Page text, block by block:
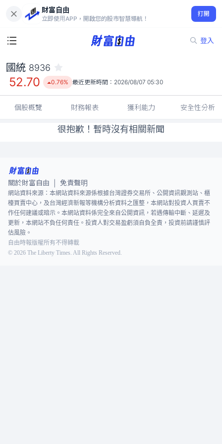
財富自由
立即使用APP，開啟您的股市智慧導航！
打開
登入
52.70
0.76%
國統 8936
52.70 0.76% 最近更新時間： 2026/08/07 05:30
個股概覽 財務報表 獲利能力 安全性分析
很抱歉！暫時沒有相關新聞
關於財富自由 免責聲明
網站資料來源：本網站資料來源係根據台灣證券交易所、公開資訊觀測站、櫃
檯買賣中心，及台灣經濟新報等機構分析資料之匯整，本網站對投資人買賣不
作任何建議或暗示。本網站資料係完全來自公開資訊，若遇傳輸中斷、延遲及
更新，本網站不負任何責任。投資人對交易盈虧須自負全責，投資前請謹慎評
估風險。
自由時報版權所有不得轉載
© 2026 The Liberty Times. All Rights Reserved.